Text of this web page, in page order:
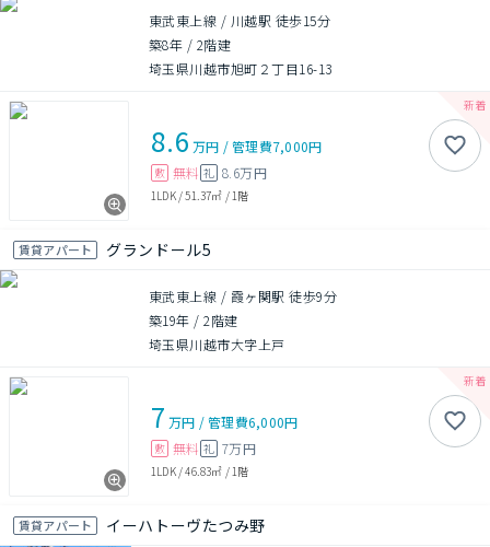
東武東上線 / 川越駅 徒歩15分
築8年 / 2階建
埼玉県川越市旭町２丁目16-13
8.6 万円 /管理費7,000円
敷 無料 礼 8.6万円
1LDK/51.37㎡ / 1階
賃貸アパート グランドール5
東武東上線 / 霞ヶ関駅 徒歩9分
築19年 /2階建
埼玉県川越市大字上戸
7 万円 /管理費6,000円
敷 無料 礼 7万円
1LDK/46.83㎡ / 1階
賃貸アパート イーハトーヴたつみ野